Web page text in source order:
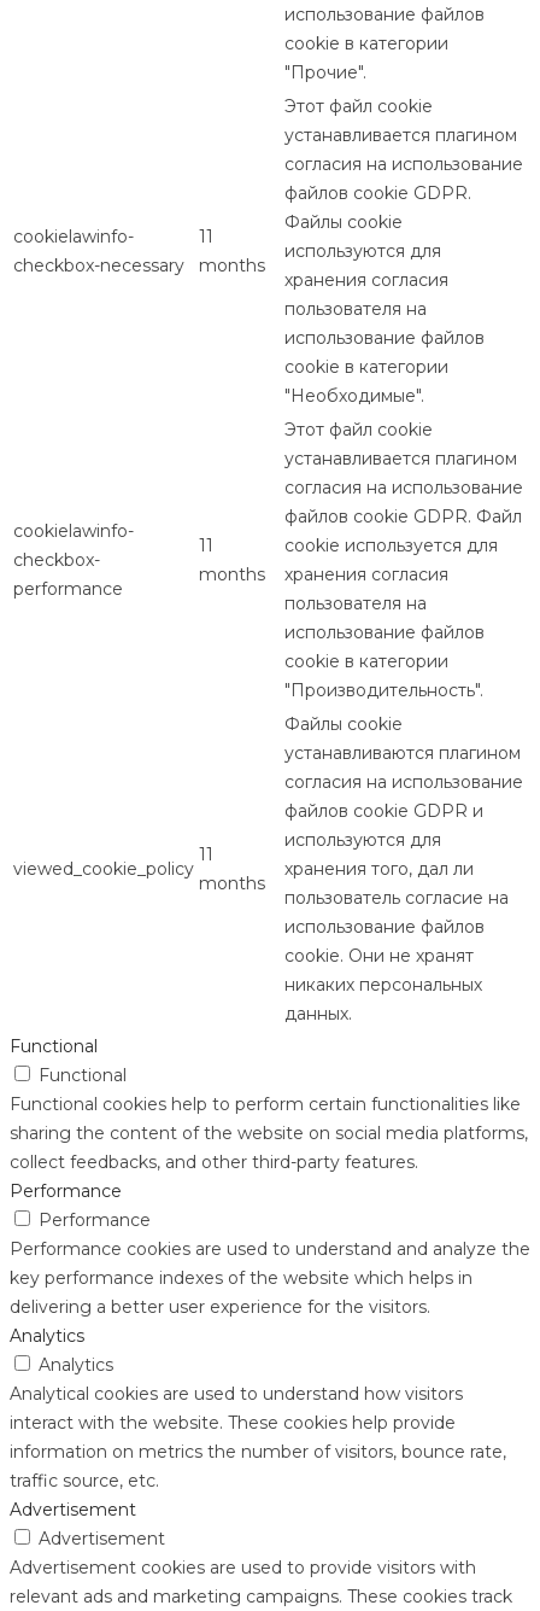
использование файлов
cookie в категории
"Прочие".
cookielawinfo-
checkbox-necessary
11
months
Этот файл cookie
устанавливается плагином
согласия на использование
файлов cookie GDPR.
Файлы cookie
используются для
хранения согласия
пользователя на
использование файлов
cookie в категории
"Необходимые".
cookielawinfo-
checkbox-
performance
11
months
Этот файл cookie
устанавливается плагином
согласия на использование
файлов cookie GDPR. Файл
cookie используется для
хранения согласия
пользователя на
использование файлов
cookie в категории
"Производительность".
viewed_cookie_policy
11
months
Файлы cookie
устанавливаются плагином
согласия на использование
файлов cookie GDPR и
используются для
хранения того, дал ли
пользователь согласие на
использование файлов
cookie. Они не хранят
никаких персональных
данных.
Functional
Functional
Functional cookies help to perform certain functionalities like
sharing the content of the website on social media platforms,
collect feedbacks, and other third-party features.
Performance
Performance
Performance cookies are used to understand and analyze the
key performance indexes of the website which helps in
delivering a better user experience for the visitors.
Analytics
Analytics
Analytical cookies are used to understand how visitors
interact with the website. These cookies help provide
information on metrics the number of visitors, bounce rate,
traffic source, etc.
Advertisement
Advertisement
Advertisement cookies are used to provide visitors with
relevant ads and marketing campaigns. These cookies track